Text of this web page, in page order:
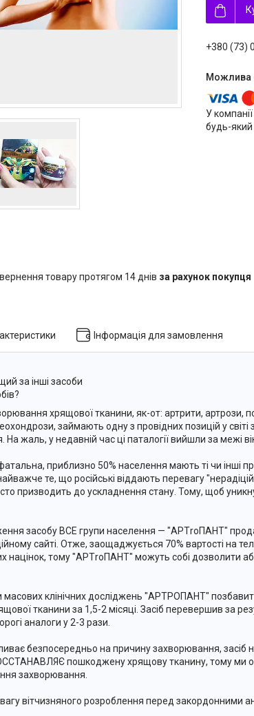
+380 (73)
У
будь-
товару протягом 14 днів за рахунок покупця
Інформація для замовлення
за інші засоби
хрящової тканини, як-от: артрити, артрози,
займають одну з провідних позицій у
На жаль, у недавній час ці паталогії вийшли за межі
фатальна, приблизно 50% населення мають ті чи інші
те, що російські віддають перевагу
призводить до ускладнення стану. Тому, щоб
засобу ВСЕ групи населення — "АРТroПАНТ"
сайті. Отже, заощаджується 70% вартості на
націнок, тому "АРТroПАНТ" можуть собі дозволити
масових клінічних досліджень "АРТРОПАНТ"
тканини за 1,5-2 місяці. Засіб перевершив за
аналоги у 2-3 рази.
безпосередньо на причину захворювання, засіб
пошкоджену хрящову тканину, тому ми
захворювання.
вітчизняного розроблення перед закордонними